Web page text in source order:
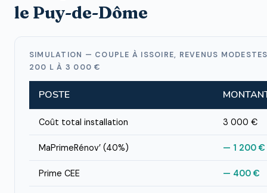
le Puy-de-Dôme
SIMULATION — COUPLE À ISSOIRE, REVENUS
200 L À 3 000 €
POSTE
Coût total installation 3 000 €
MaPrimeRénov’ (40%) — 1 200 €
Prime CEE — 400 €